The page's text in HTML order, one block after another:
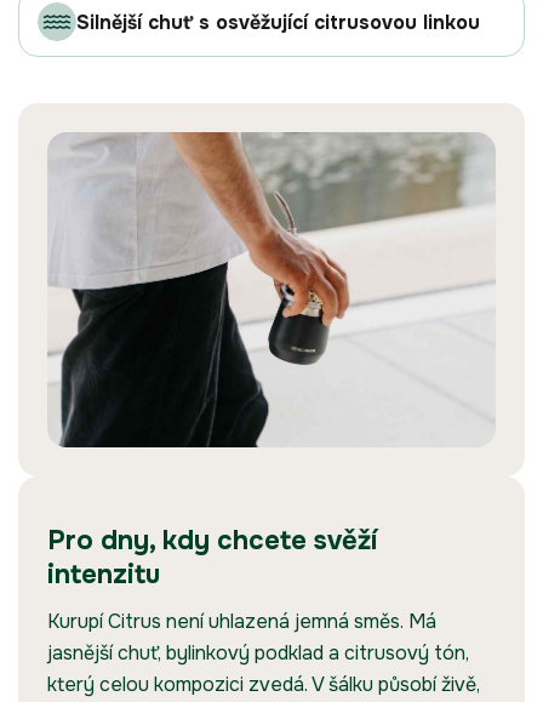
Silnější chuť s osvěžující citrusovou linkou
Pro dny, kdy chcete svěží
intenzitu
Kurupí Citrus není uhlazená jemná směs. Má
jasnější chuť, bylinkový podklad a citrusový tón,
který celou kompozici zvedá. V šálku působí živě,